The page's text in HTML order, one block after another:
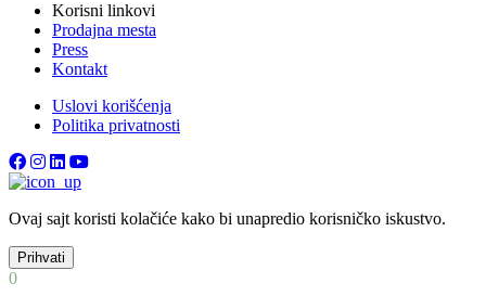
Korisni linkovi
Prodajna mesta
Press
Kontakt
Uslovi korišćenja
Politika privatnosti
Ovaj sajt koristi kolačiće kako bi unapredio korisničko iskustvo.
Prihvati
0